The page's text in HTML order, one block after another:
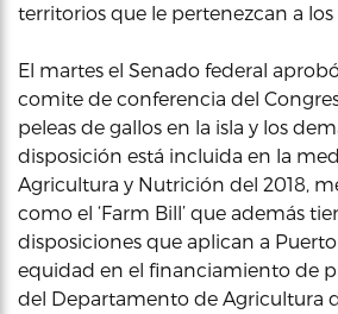
territorios que le pertenezcan a los
El martes el Senado federal
comite de conferencia del
peleas de gallos en la isla y los
disposición está incluida en la
Agricultura y Nutrición del 2018,
como el ‘Farm Bill’ que además
disposiciones que aplican a
equidad en el financiamiento de
del Departamento de Agricultura